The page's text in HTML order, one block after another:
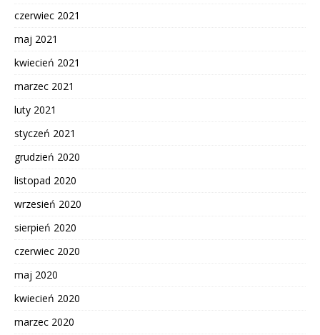
czerwiec 2021
maj 2021
kwiecień 2021
marzec 2021
luty 2021
styczeń 2021
grudzień 2020
listopad 2020
wrzesień 2020
sierpień 2020
czerwiec 2020
maj 2020
kwiecień 2020
marzec 2020